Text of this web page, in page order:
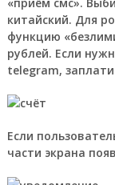
китайский. Для
функцию
рублей. Если
telegram,
Если
части экрана